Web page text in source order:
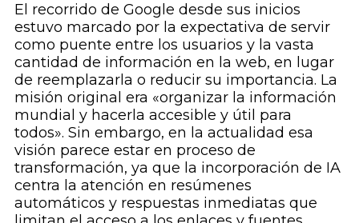
El recorrido de Google desde sus inicios
estuvo marcado por la expectativa de servir
como puente entre los usuarios y la vasta
cantidad de información en la web, en lugar
de reemplazarla o reducir su importancia. La
misión original era «organizar la información
mundial y hacerla accesible y útil para
todos». Sin embargo, en la actualidad esa
visión parece estar en proceso de
transformación, ya que la incorporación de IA
centra la atención en resúmenes
automáticos y respuestas inmediatas que